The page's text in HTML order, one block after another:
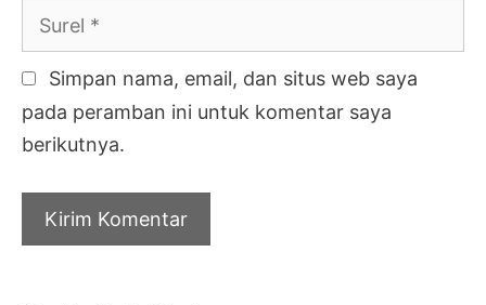
Surel
Simpan nama, email, dan situs web saya
pada peramban ini untuk komentar saya
berikutnya.